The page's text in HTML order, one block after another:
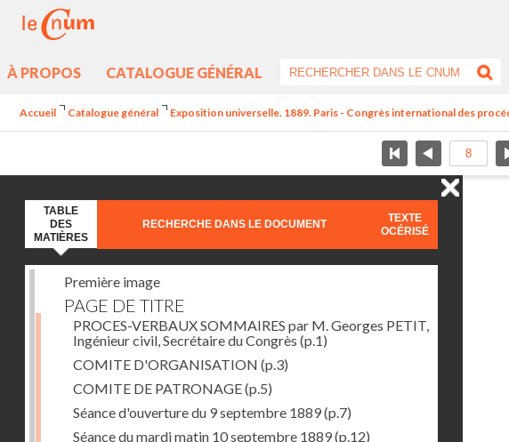
À PROPOS CATALOGUE GÉNÉRAL
Accueil Catalogue général Exposition universelle. 1889. Paris - Congrès international des
TABLE
DES
MATIÈRES
RECHERCHE DANS LE DOCUMENT
TEXTE
OCÉRISÉ
Première image
PAGE DE TITRE
PROCES-VERBAUX SOMMAIRES par M. Georges PETIT,
Ingénieur civil, Secrétaire du Congrès (p.1)
COMITE D'ORGANISATION (p.3)
COMITE DE PATRONAGE(p.5)
Séance d'ouverture du 9 septembre 1889(p.7)
Séance du mardi matin 10 septembre 1889(p.12)